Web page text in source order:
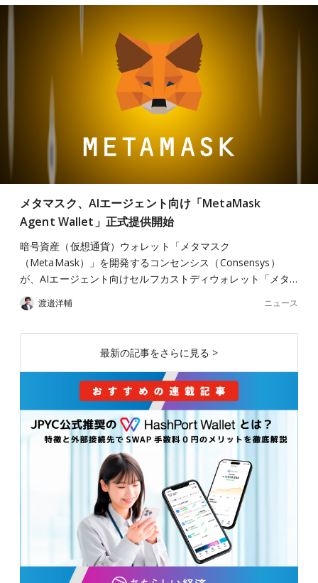
メタマスク、AIエージェント向け「MetaMask
Agent Wallet」正式提供開始
暗号資産（仮想通貨）ウォレット「メタマスク
（MetaMask）」を開発するコンセンシス（Consensys）
が、AIエージェント向けセルフカストディウォレット「メタ…
渡邉洋輔 ニュース
最新の記事をさらに見る >